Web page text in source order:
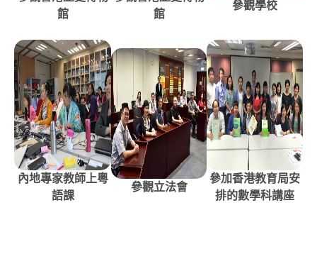
館
館
參觀學校
內地專家教師上粵
語課
參觀立法會
參加香港教育局安
排的數學科講座